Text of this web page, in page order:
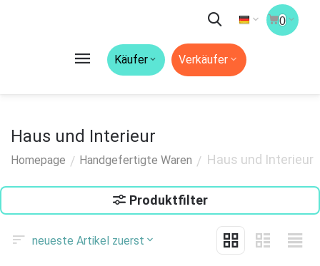
0
Käufer Verkäufer
Haus und Interieur
Homepage / Handgefertigte Waren / Haus und Interieur
Produktfilter
neueste Artikel zuerst